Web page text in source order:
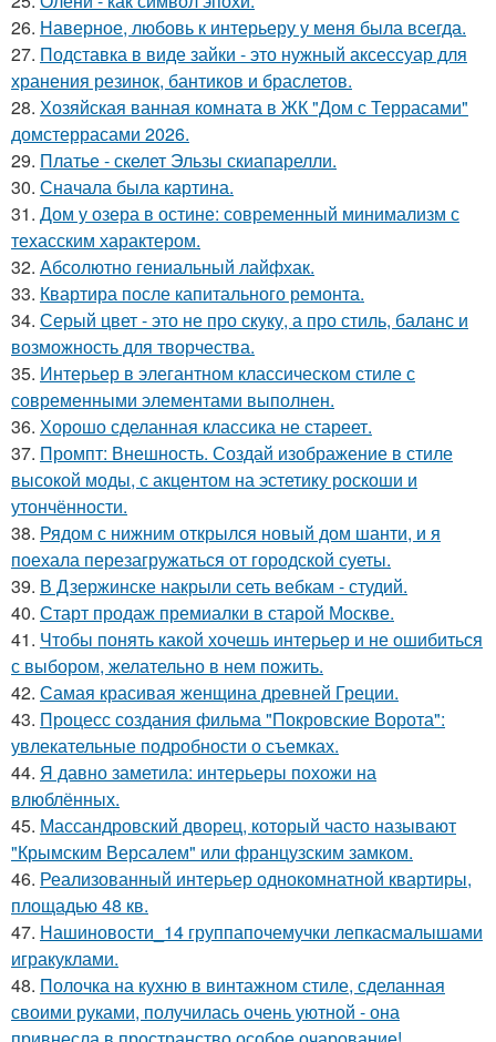
26. Наверное, любовь к интерьеру у меня была всегда.
27. Подставка в виде зайки - это нужный аксессуар для
хранения резинок, бантиков и браслетов.
28. Хозяйская ванная комната в ЖК "Дом с Террасами"
домстеррасами 2026.
29. Платье - скелет Эльзы скиапарелли.
30. Сначала была картина.
31. Дом у озера в остине: современный минимализм с
техасским характером.
32. Абсолютно гениальный лайфхак.
33. Квартира после капитального ремонта.
34. Серый цвет - это не про скуку, а про стиль, баланс и
возможность для творчества.
35. Интерьер в элегантном классическом стиле с
современными элементами выполнен.
36. Хорошо сделанная классика не стареет.
37. Промпт: Внешность. Создай изображение в стиле
высокой моды, с акцентом на эстетику роскоши и
утончённости.
38. Рядом с нижним открылся новый дом шанти, и я
поехала перезагружаться от городской суеты.
39. В Дзержинске накрыли сеть вебкам - студий.
40. Старт продаж премиалки в старой Москве.
41. Чтобы понять какой хочешь интерьер и не ошибиться
с выбором, желательно в нем пожить.
42. Самая красивая женщина древней Греции.
43. Процесс создания фильма "Покровские Ворота":
увлекательные подробности о съемках.
44. Я давно заметила: интерьеры похожи на
влюблённых.
45. Массандровский дворец, который часто называют
"Крымским Версалем" или французским замком.
46. Реализованный интерьер однокомнатной квартиры,
площадью 48 кв.
47. Нашиновости_14 группапочемучки лепкасмалышами
игракуклами.
48. Полочка на кухню в винтажном стиле, сделанная
своими руками, получилась очень уютной - она